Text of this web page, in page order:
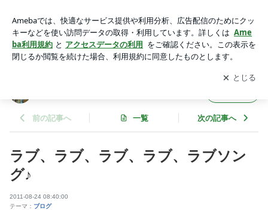
アプリをダウンロードして ブログの更新通知
を受け取りまし
ょう。
開く
前の記事へ 一覧 次の記事へ
ラブ、ラブ、ラブ、ラブ、ラブソン
グ♪
2011-08-24 08:40:00
テーマ： ブログ